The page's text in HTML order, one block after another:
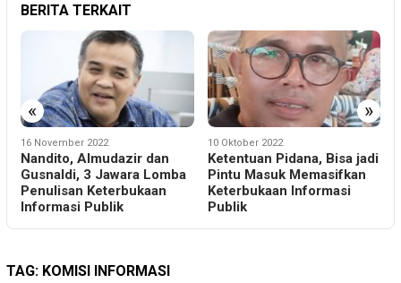
BERITA TERKAIT
« »
16 November 2022
Nandito, Almudazir dan
Gusnaldi, 3 Jawara Lomba
Penulisan Keterbukaan
Informasi Publik
10 Oktober 2022
Ketentuan Pidana, Bisa jadi
Pintu Masuk Memasifkan
Keterbukaan Informasi
Publik
TAG: KOMISI INFORMASI